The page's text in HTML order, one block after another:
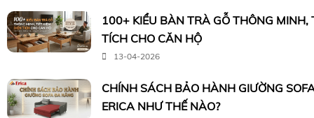
100+ KIỂU BÀN TRÀ GỖ THÔNG MINH,
TÍCH CHO CĂN HỘ
13-04-2026
CHÍNH SÁCH BẢO HÀNH GIƯỜNG
ERICA NHƯ THẾ NÀO?